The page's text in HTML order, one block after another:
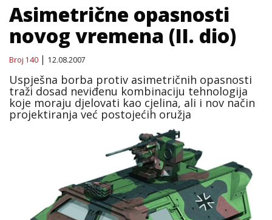
Asimetrične opasnosti
novog vremena (II. dio)
Broj 140 12.08.2007
Uspješna borba protiv asimetričnih opasnosti
traži dosad neviđenu kombinaciju tehnologija
koje moraju djelovati kao cjelina, ali i nov način
projektiranja već postojećih oružja